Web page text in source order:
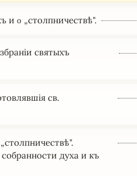
и ο „столпничествѣ".
святыхъ
св.
духа и къ